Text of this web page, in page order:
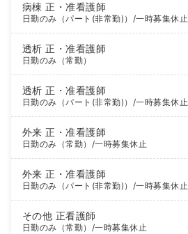
病棟正・准看護師
日勤のみ（パート(非常勤)） /一時募集休止
透析正・准看護師
日勤のみ（常勤）
透析正・准看護師
日勤のみ（パート(非常勤)） /一時募集休止
外来正・准看護師
日勤のみ（常勤） /一時募集休止
外来正・准看護師
日勤のみ（パート(非常勤)） /一時募集休止
その他 正看護師
日勤のみ（常勤） /一時募集休止